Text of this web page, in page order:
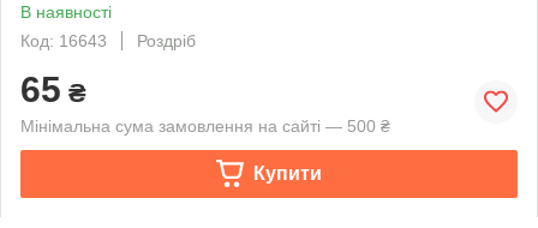
В наявності
Код: 16643
Роздріб
65 ₴
Мінімальна сума замовлення на сайті — 500 ₴
Купити